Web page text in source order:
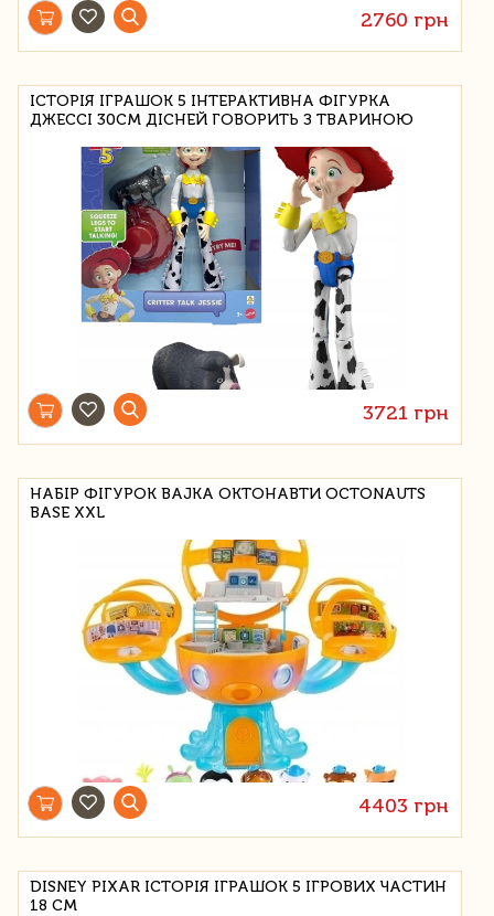
2760 грн
ІСТОРІЯ ІГРАШОК 5 ІНТЕРАКТИВНА ФІГУРКА
ДЖЕССІ 30СМ ДІСНЕЙ ГОВОРИТЬ З ТВАРИНОЮ
3721 грн
НАБІР ФІГУРОК BAJKA ОКТОНАВТИ OCTONAUTS
BASE XXL
4403 грн
DISNEY PIXAR ІСТОРІЯ ІГРАШОК 5 ІГРОВИХ ЧАСТИН
18 СМ